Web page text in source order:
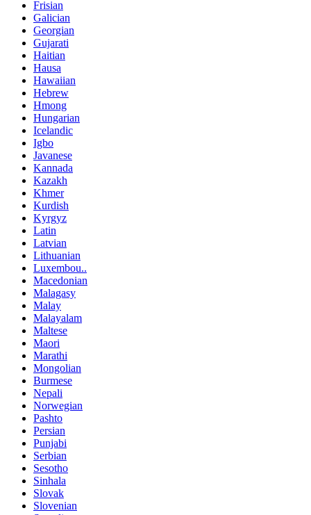
Frisian
Galician
Georgian
Gujarati
Haitian
Hausa
Hawaiian
Hebrew
Hmong
Hungarian
Icelandic
Igbo
Javanese
Kannada
Kazakh
Khmer
Kurdish
Kyrgyz
Latin
Latvian
Lithuanian
Luxembou..
Macedonian
Malagasy
Malay
Malayalam
Maltese
Maori
Marathi
Mongolian
Burmese
Nepali
Norwegian
Pashto
Persian
Punjabi
Serbian
Sesotho
Sinhala
Slovak
Slovenian